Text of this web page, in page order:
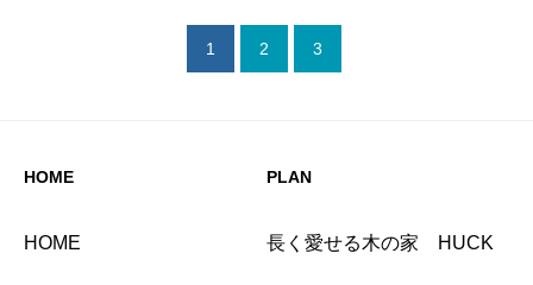
1 2 3
HOME
HOME
PLAN
長く愛せる木の家 HUCK